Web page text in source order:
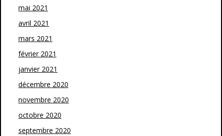
mai 2021
avril 2021
mars 2021
février 2021
janvier 2021
décembre 2020
novembre 2020
octobre 2020
septembre 2020